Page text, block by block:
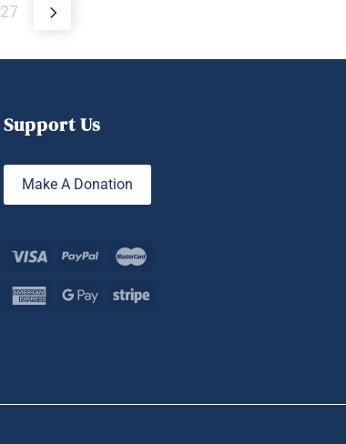
27
Support Us
Make A Donation